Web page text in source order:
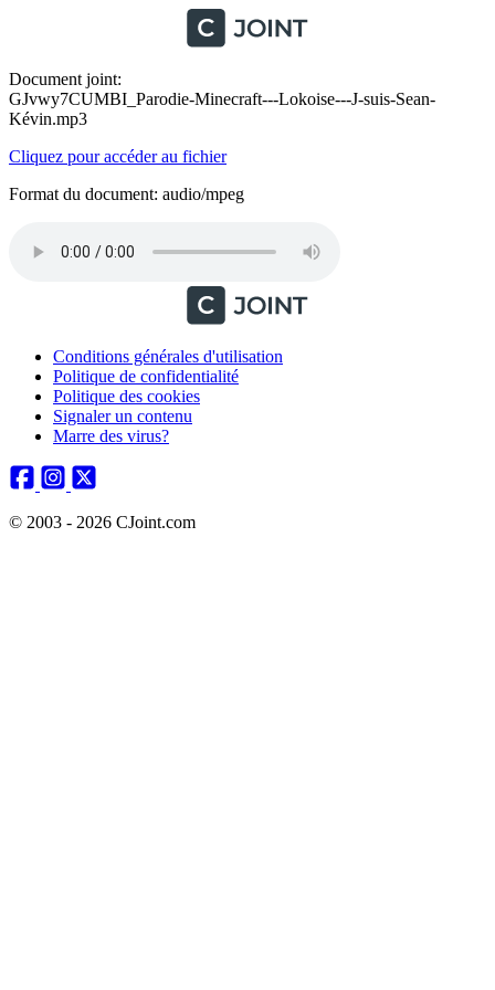
Document joint:
GJvwy7CUMBI_Parodie-Minecraft---Lokoise---J-suis-Sean-
Kévin.mp3
Cliquez pour accéder au fichier
Format du document: audio/mpeg
Conditions générales d'utilisation
Politique de confidentialité
Politique des cookies
Signaler un contenu
Marre des virus?
© 2003 - 2026 CJoint.com